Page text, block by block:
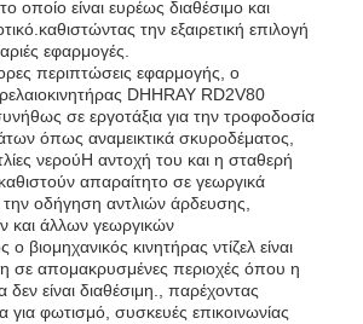
οποίο είναι ευρέως διαθέσιμο και
την εξαιρετική επιλογή
εφαρμογές.
περιπτώσεις εφαρμογής, ο
DHHRAY RD2V80
σε εργοτάξια για την τροφοδοσία
όπως αναμεικτικά σκυροδέματος,
νερούΗ αντοχή του και η σταθερή
απαραίτητο σε γεωργικά
την οδήγηση αντλιών άρδευσης,
και άλλων γεωργικών
βιομηχανικός κινητήρας ντίζελ είναι
σε απομακρυσμένες περιοχές όπου η
δεν είναι διαθέσιμη., παρέχοντας
για φωτισμό, συσκευές επικοινωνίας